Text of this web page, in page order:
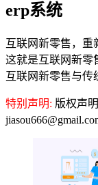
erp系统
互联网新零售，重
这就是互联网新零
互联网新零售与传
特别声明: 版权声